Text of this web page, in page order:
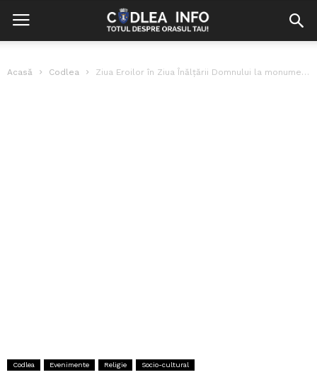
Acasă Codlea Ziua Eroilor în Ziua Înălţării Domnului la monumentul din Codlea
Codlea Evenimente Religie Socio-cultural